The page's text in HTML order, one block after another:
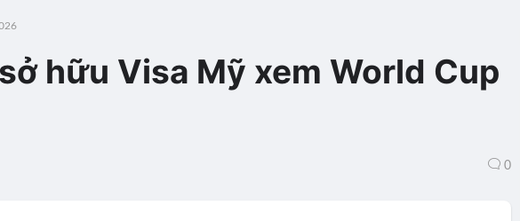
hữu Visa Mỹ xem World Cup
0